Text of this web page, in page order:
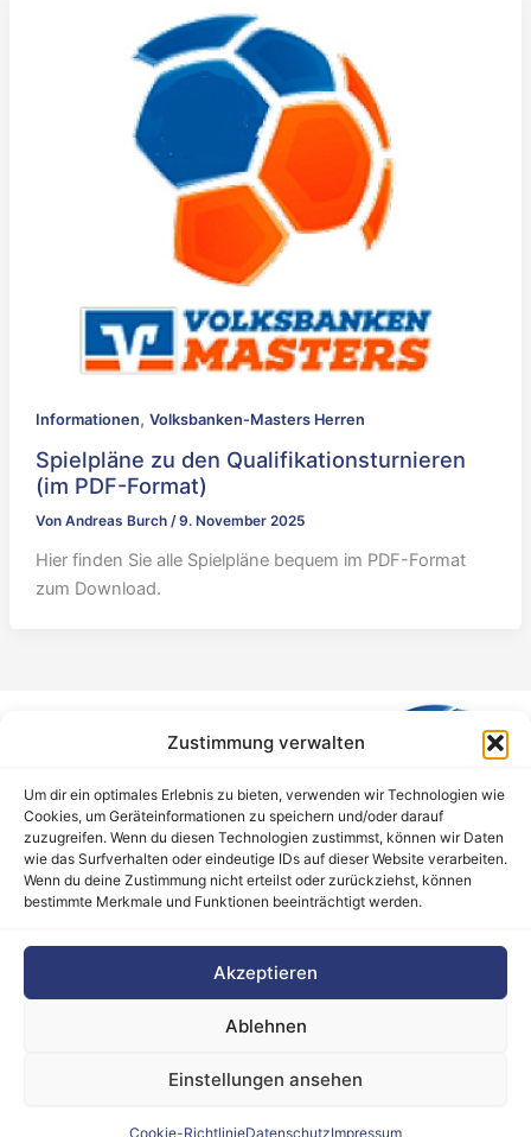
Zustimmung verwalten
Um dir ein optimales Erlebnis zu bieten, verwenden wir Technologien wie
Cookies, um Geräteinformationen zu speichern und/oder darauf
zuzugreifen. Wenn du diesen Technologien zustimmst, können wir Daten
wie das Surfverhalten oder eindeutige IDs auf dieser Website verarbeiten.
Wenn du deine Zustimmung nicht erteilst oder zurückziehst, können
bestimmte Merkmale und Funktionen beeinträchtigt werden.
Akzeptieren
Ablehnen
Einstellungen ansehen
Cookie-RichtlinieDatenschutzImpressum
Informationen, Volksbanken-Masters Herren
Spielpläne zu den Qualifikationsturnieren
(im PDF-Format)
Von Andreas Burch /9. November 2025
Hier finden Sie alle Spielpläne bequem im PDF-Format
zum Download.
Barrierefreiheitserklärung
Cookie-Richtlinie (EU)
Datenschutz
Impressum